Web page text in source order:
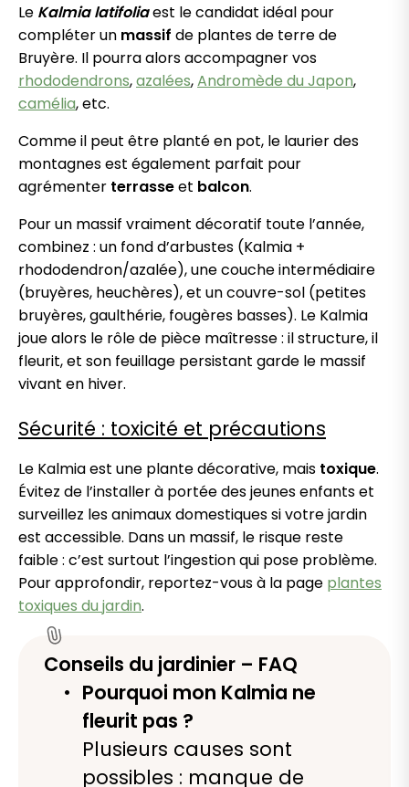
Le Kalmia latifoliaest le candidat idéal pour
compléter un massif de plantes de terre de
Bruyère. Il pourra alors accompagner vos
rhododendrons,azalées,Andromède du Japon,
camélia, etc.
Comme il peut être planté en pot, le laurier des
montagnes est également parfait pour
agrémenter terrasseet balcon.
Pour un massif vraiment décoratif toute l’année,
combinez : un fond d’arbustes (Kalmia +
rhododendron/azalée), une couche intermédiaire
(bruyères, heuchères), et un couvre-sol (petites
bruyères, gaulthérie, fougères basses). Le Kalmia
joue alors le rôle de pièce maîtresse : il structure, il
fleurit, et son feuillage persistant garde le massif
vivant en hiver.
Sécurité : toxicité et précautions
Le Kalmia est une plante décorative, mais toxique.
Évitez de l’installer à portée des jeunes enfants et
surveillez les animaux domestiques si votre jardin
est accessible. Dans un massif, le risque reste
faible : c’est surtout l’ingestion qui pose problème.
Pour approfondir, reportez-vous à la page plantes
toxiques du jardin.
Conseils du jardinier – FAQ
Pourquoi mon Kalmia ne
fleurit pas ?
Plusieurs causes sont
possibles : manque de